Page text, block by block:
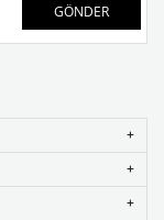
GÖNDER